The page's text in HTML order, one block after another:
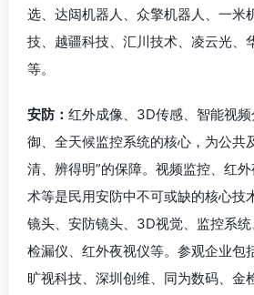
选、达闼机器人、众擎机器人、一米
技、越疆科技、汇川技术、凌云光、
等。
安防： 红外成像、3D传感、智能视
御、全天候监控系统的核心，为公共
清、辨得明”的保障。视频监控、红
术等是民用安防中不可或缺的核心技
镜头、安防镜头、3D视觉、监控系
检漏仪、红外夜视仪等。参观企业包
旷视科技、深圳创维、同为数码、金